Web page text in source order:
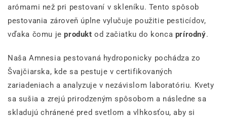
arómami než pri pestovaní v skleníku. Tento spôsob
pestovania zároveň úplne vylučuje použitie pesticídov,
vďaka čomu jeprodukt od začiatku do konca prírodný.
Naša Amnesia pestovaná hydroponicky pochádza zo
Švajčiarska, kde sa pestuje v certifikovaných
zariadeniach a analyzuje v nezávislom laboratóriu. Kvety
sa sušia a zrejú prirodzeným spôsobom a následne sa
skladujú chránené pred svetlom a vlhkosťou, aby si